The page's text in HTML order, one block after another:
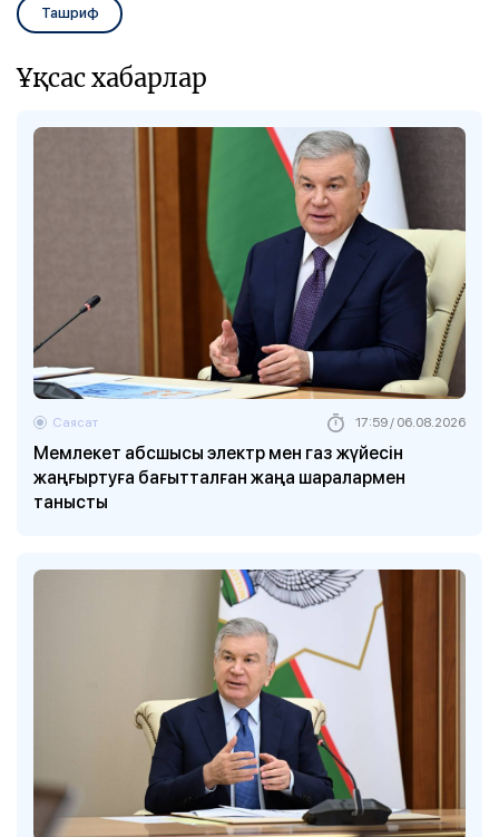
Ташриф
Ұқсас хабарлар
Мемлекет абсшысы электр мен газ жүйесін
жаңғыртуға бағытталған жаңа шаралармен
танысты
Саясат 17:59 / 06.08.2026